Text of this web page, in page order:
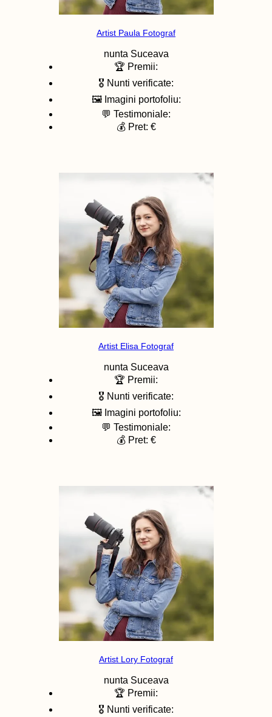
Artist Paula Fotograf
nunta Suceava
🏆 Premii:
🎖️ Nunti verificate:
🖼️ Imagini portofoliu:
💬 Testimoniale:
💰 Pret: €
Artist Elisa Fotograf
nunta Suceava
🏆 Premii:
🎖️ Nunti verificate:
🖼️ Imagini portofoliu:
💬 Testimoniale:
💰 Pret: €
Artist Lory Fotograf
nunta Suceava
🏆 Premii:
🎖️ Nunti verificate: